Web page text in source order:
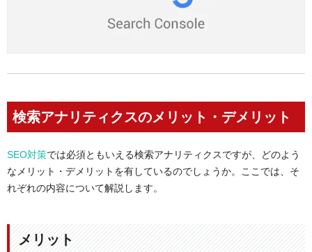
検索アナリティクスのメリット・デメリット
SEO対策では必須ともいえる検索アナリティクスですが、どのよう
なメリット・デメリットを有しているのでしょうか。ここでは、そ
れぞれの内容について解説します。
メリット